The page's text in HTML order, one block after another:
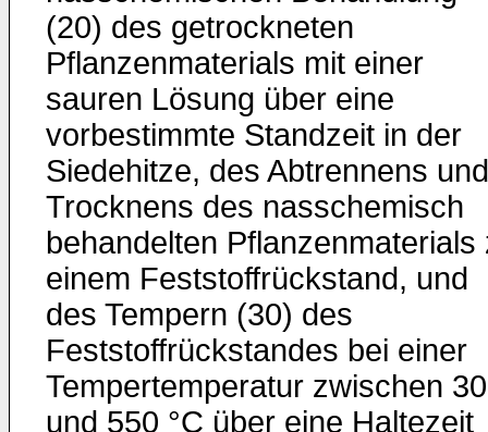
(20) des getrockneten
Pflanzenmaterials mit einer
sauren Lösung über eine
vorbestimmte Standzeit in der
Siedehitze, des Abtrennens und
Trocknens des nasschemisch
behandelten Pflanzenmaterials
einem Feststoffrückstand, und
des Tempern (30) des
Feststoffrückstandes bei einer
Tempertemperatur zwischen
und 550 °C über eine Haltezeit